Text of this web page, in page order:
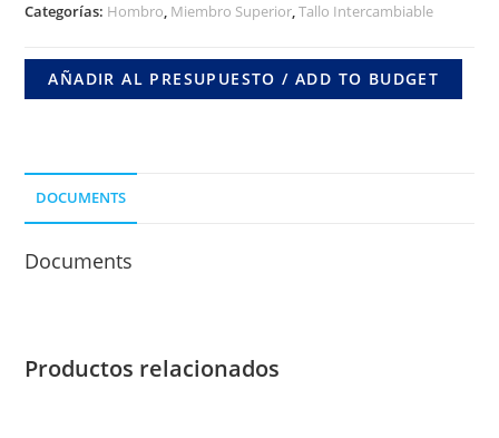
X
TITANIO
cantidad
Categorías: Hombro, Miembro Superior,Tallo Intercambiable
AÑADIR AL PRESUPUESTO / ADD TO BUDGET
DOCUMENTS
Documents
Productos relacionados